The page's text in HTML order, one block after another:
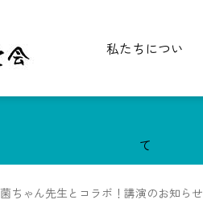
私たちについ
て
菌ちゃん先生とコラボ！講演のお知らせ